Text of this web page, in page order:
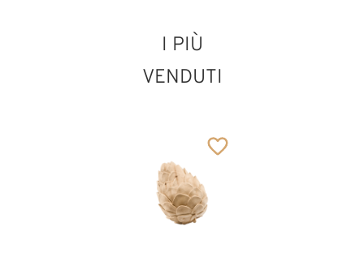
Ragazza con
I PIÙ
VENDUTI